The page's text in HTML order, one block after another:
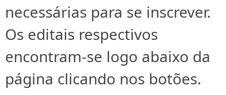
necessárias para se inscrever.
Os editais respectivos
encontram-se logo abaixo da
página clicando nos botões.